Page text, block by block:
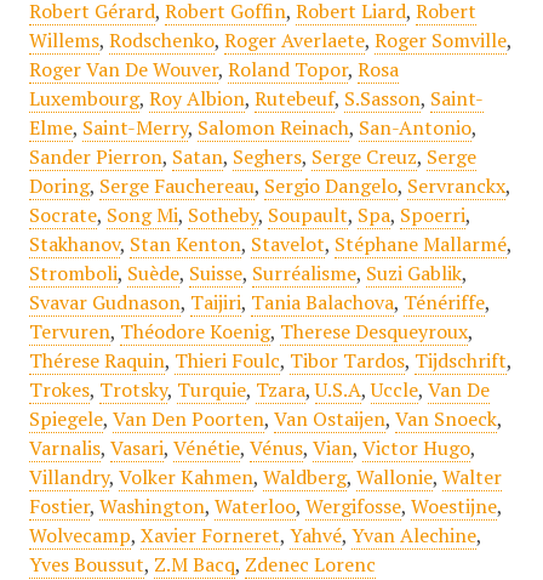
Robert Gérard, Robert Goffin, Robert Liard, Robert
Willems, Rodschenko, Roger Averlaete, Roger Somville,
Roger Van De Wouver, Roland Topor, Rosa
Luxembourg, Roy Albion, Rutebeuf, S.Sasson, Saint-
Elme, Saint-Merry, Salomon Reinach, San-Antonio,
Sander Pierron, Satan, Seghers, Serge Creuz, Serge
Doring, Serge Fauchereau, Sergio Dangelo, Servranckx,
Socrate, Song Mi, Sotheby, Soupault, Spa, Spoerri,
Stakhanov, Stan Kenton, Stavelot, Stéphane Mallarmé,
Stromboli, Suède, Suisse, Surréalisme, Suzi Gablik,
Svavar Gudnason, Taijiri, Tania Balachova, Ténériffe,
Tervuren, Théodore Koenig, Therese Desqueyroux,
Thérese Raquin, Thieri Foulc, Tibor Tardos, Tijdschrift,
Trokes, Trotsky, Turquie, Tzara,U.S.A,Uccle, Van De
Spiegele, Van Den Poorten, Van Ostaijen, Van Snoeck,
Varnalis, Vasari, Vénétie, Vénus, Vian, Victor Hugo,
Villandry, Volker Kahmen, Waldberg, Wallonie, Walter
Fostier, Washington, Waterloo, Wergifosse, Woestijne,
Wolvecamp, Xavier Forneret, Yahvé, Yvan Alechine,
Yves Boussut, Z.M Bacq, Zdenec Lorenc